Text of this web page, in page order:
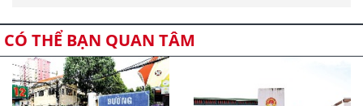
CÓ THỂ BẠN QUAN TÂM